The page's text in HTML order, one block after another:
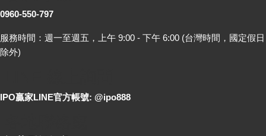
0960-550-797
服務時間：週一至週五，上午 9:00 - 下午 6:00 (台灣時間，國定假日
除外)
IPO贏家LINE官方帳號: @ipo888